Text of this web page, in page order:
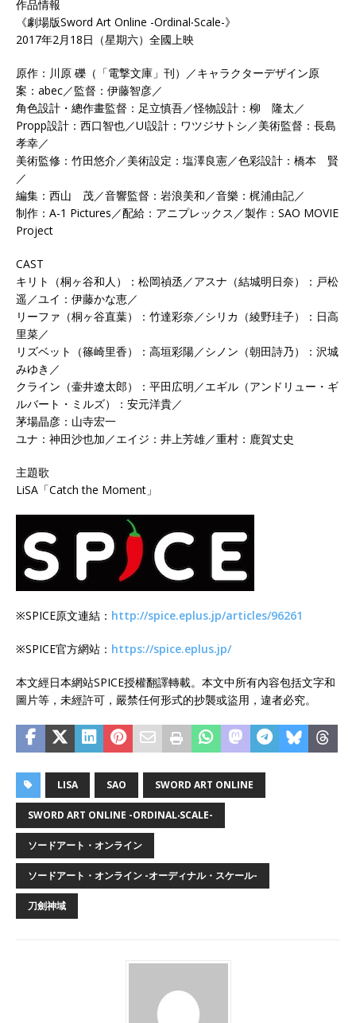
作品情報
《劇場版Sword Art Online -Ordinal‧Scale-》
2017年2月18日（星期六）全國上映
原作：川原 礫（「電撃文庫」刊）／キャラクターデザイン原
案：abec／監督：伊藤智彦／
角色設計・總作畫監督：足立慎吾／怪物設計：柳 隆太／
Propp設計：西口智也／UI設計：ワツジサトシ／美術監督：長島
孝幸／
美術監修：竹田悠介／美術設定：塩澤良憲／色彩設計：橋本 賢
／
編集：西山 茂／音響監督：岩浪美和／音樂：梶浦由記／
制作：A-1 Pictures／配給：アニプレックス／製作：SAO MOVIE
Project
CAST
キリト（桐ヶ谷和人）：松岡禎丞／アスナ（結城明日奈）：戸松
遥／ユイ：伊藤かな恵／
リーファ（桐ヶ谷直葉）：竹達彩奈／シリカ（綾野珪子）：日高
里菜／
リズベット（篠崎里香）：高垣彩陽／シノン（朝田詩乃）：沢城
みゆき／
クライン（壷井遼太郎）：平田広明／エギル（アンドリュー・ギ
ルバート・ミルズ）：安元洋貴／
茅場晶彦：山寺宏一
ユナ：神田沙也加／エイジ：井上芳雄／重村：鹿賀丈史
主題歌
LiSA「Catch the Moment」
※SPICE原文連結： http://spice.eplus.jp/articles/96261
※SPICE官方網站： https://spice.eplus.jp/
本文經日本網站SPICE授權翻譯轉載。本文中所有內容包括文字和
圖片等，未經許可，嚴禁任何形式的抄襲或盜用，違者必究。
LISA SAO SWORD ART ONLINE
SWORD ART ONLINE -ORDINAL‧SCALE-
ソードアート・オンライン
ソードアート・オンライン -オーディナル・スケール-
刀劍神域